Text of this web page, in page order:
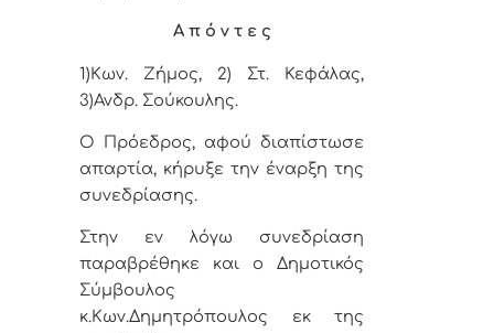
Α π ό ν τ ε ς
1)Κων. Ζήμος, 2) Στ. Κεφάλας,
3)Ανδρ. Σούκουλης.
Ο Πρόεδρος, αφού διαπίστωσε
απαρτία, κήρυξε την έναρξη της
συνεδρίασης.
Στην εν λόγω συνεδρίαση
παραβρέθηκε και ο Δημοτικός
Σύμβουλος
κ.Κων.Δημητρόπουλος εκ της